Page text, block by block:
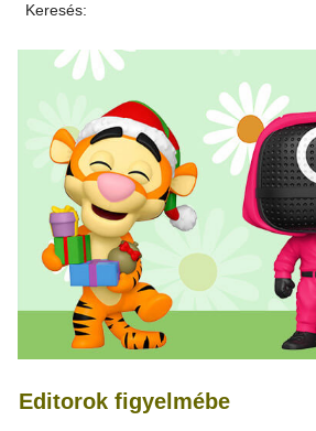
Keresés:
Editorok figyelmébe